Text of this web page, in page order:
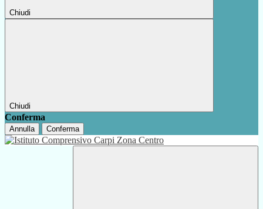
Chiudi
Chiudi
Conferma
Annulla Conferma